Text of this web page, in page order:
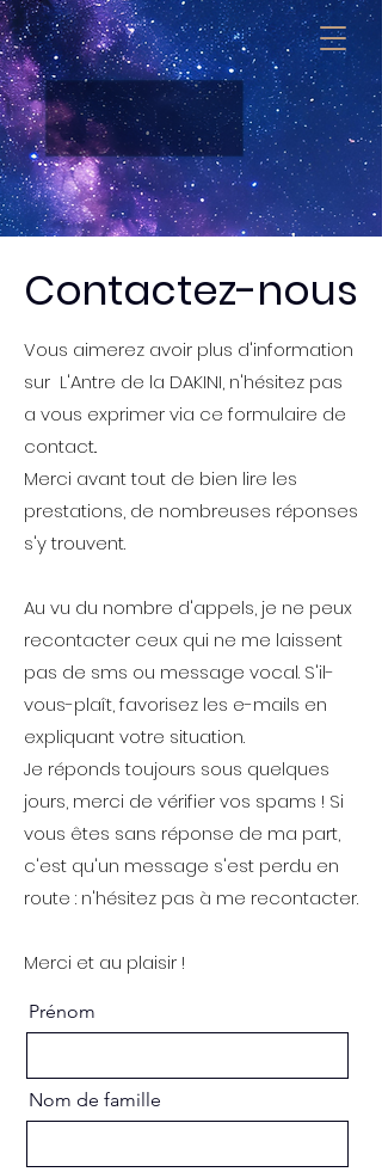
Contactez-nous
Vous aimerez avoir plus d'information
sur L'Antre de la DAKINI, n'hésitez pas
a vous exprimer via ce formulaire de
contact..
Merci avant tout de bien lire les
prestations, de nombreuses réponses
s'y trouvent.
Au vu du nombre d'appels, je ne peux
recontacter ceux qui ne me laissent
pas de sms ou message vocal. S'il-
vous-plaît, favorisez les e-mails en
expliquant votre situation.
Je réponds toujours sous quelques
jours, merci de vérifier vos spams ! Si
vous êtes sans réponse de ma part,
c'est qu'un message s'est perdu en
route : n'hésitez pas à me recontacter.
Merci et au plaisir !
Prénom
Nom de famille